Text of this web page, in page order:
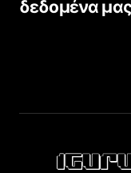
δεδομένα